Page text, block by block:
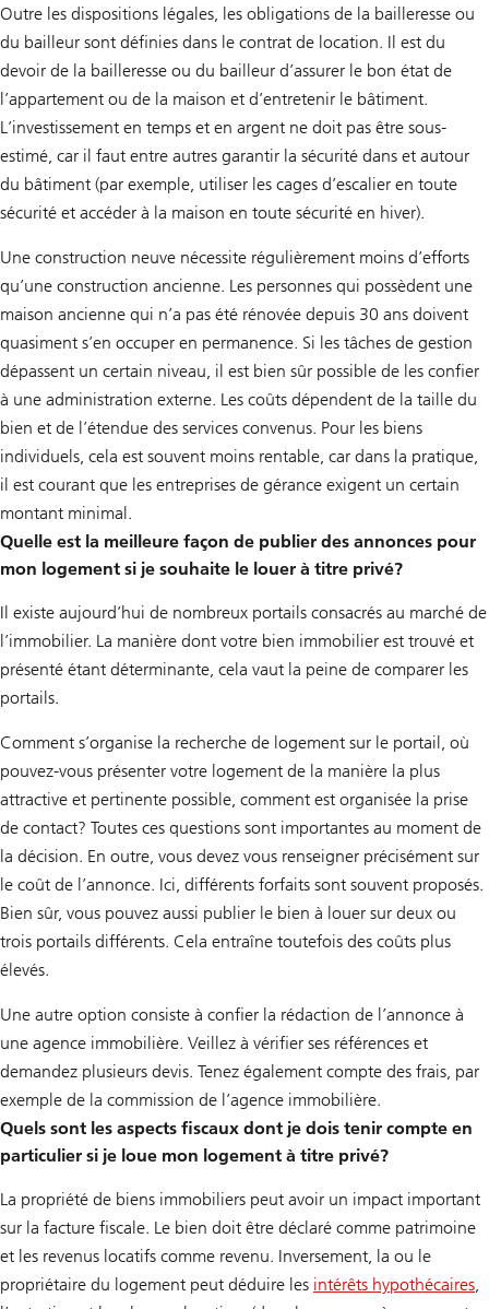
Outre les dispositions légales, les obligations de la bailleresse ou
du bailleur sont définies dans le contrat de location. Il est du
devoir de la bailleresse ou du bailleur d’assurer le bon état de
l’appartement ou de la maison et d’entretenir le bâtiment.
L’investissement en temps et en argent ne doit pas être sous-
estimé, car il faut entre autres garantir la sécurité dans et autour
du bâtiment (par exemple, utiliser les cages d’escalier en toute
sécurité et accéder à la maison en toute sécurité en hiver).
Une construction neuve nécessite régulièrement moins d’efforts
qu’une construction ancienne. Les personnes qui possèdent une
maison ancienne qui n’a pas été rénovée depuis 30 ans doivent
quasiment s’en occuper en permanence. Si les tâches de gestion
dépassent un certain niveau, il est bien sûr possible de les confier
à une administration externe. Les coûts dépendent de la taille du
bien et de l’étendue des services convenus. Pour les biens
individuels, cela est souvent moins rentable, car dans la pratique,
il est courant que les entreprises de gérance exigent un certain
montant minimal.
Quelle est la meilleure façon de publier des annonces pour
mon logement si je souhaite le louer à titre privé?
Il existe aujourd’hui de nombreux portails consacrés au marché de
l’immobilier. La manière dont votre bien immobilier est trouvé et
présenté étant déterminante, cela vaut la peine de comparer les
portails.
Comment s’organise la recherche de logement sur le portail, où
pouvez-vous présenter votre logement de la manière la plus
attractive et pertinente possible, comment est organisée la prise
de contact? Toutes ces questions sont importantes au moment de
la décision. En outre, vous devez vous renseigner précisément sur
le coût de l’annonce. Ici, différents forfaits sont souvent proposés.
Bien sûr, vous pouvez aussi publier le bien à louer sur deux ou
trois portails différents. Cela entraîne toutefois des coûts plus
élevés.
Une autre option consiste à confier la rédaction de l’annonce à
une agence immobilière. Veillez à vérifier ses références et
demandez plusieurs devis. Tenez également compte des frais, par
exemple de la commission de l’agence immobilière.
Quels sont les aspects fiscaux dont je dois tenir compte en
particulier si je loue mon logement à titre privé?
La propriété de biens immobiliers peut avoir un impact important
sur la facture fiscale. Le bien doit être déclaré comme patrimoine
et les revenus locatifs comme revenu. Inversement, la ou le
propriétaire du logement peut déduire les intérêts hypothécaires,